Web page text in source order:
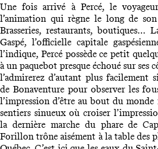
Une fois arrivé à Percé, le
l’animation qui règne le long de
Brasseries, restaurants, boutiques…
Gaspé, l’officielle capitale
l’indique, Percé possède ce petit
à un paquebot presque échoué sur ses
l’admirerez d’autant plus facilement
de Bonaventure pour observer les
l’impression d’être au bout du monde
sentiers sinueux où croiser
la dernière marche du phare de
Forillon trône aisément à la table des